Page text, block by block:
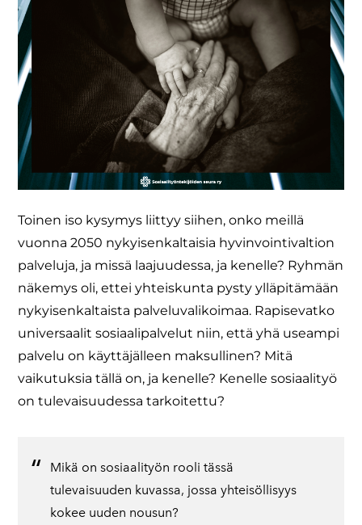
Toinen iso kysymys liittyy siihen, onko meillä
vuonna 2050 nykyisenkaltaisia hyvinvointivaltion
palveluja, ja missä laajuudessa, ja kenelle? Ryhmän
näkemys oli, ettei yhteiskunta pysty ylläpitämään
nykyisenkaltaista palveluvalikoimaa. Rapisevatko
universaalit sosiaalipalvelut niin, että yhä useampi
palvelu on käyttäjälleen maksullinen? Mitä
vaikutuksia tällä on, ja kenelle? Kenelle sosiaalityö
on tulevaisuudessa tarkoitettu?
Mikä on sosiaalityön rooli tässä
tulevaisuuden kuvassa, jossa yhteisöllisyys
kokee uuden nousun?